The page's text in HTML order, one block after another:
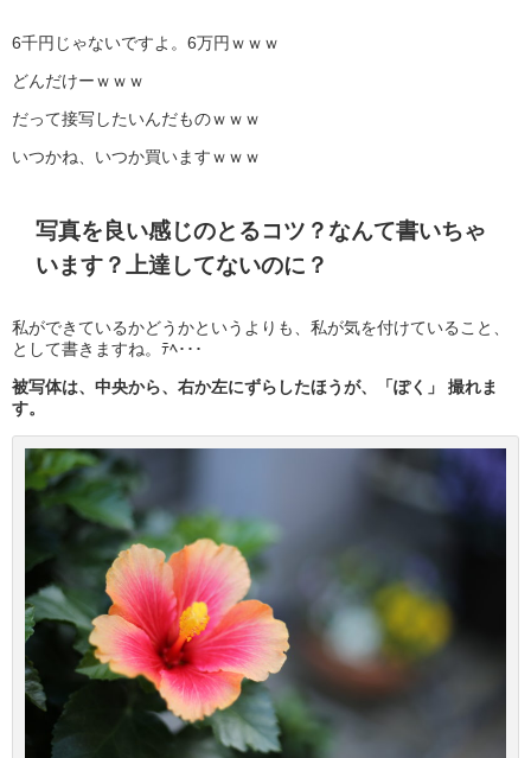
6千円じゃないですよ。6万円ｗｗｗ
どんだけーｗｗｗ
だって接写したいんだものｗｗｗ
いつかね、いつか買いますｗｗｗ
写真を良い感じのとるコツ？なんて書いちゃ
います？上達してないのに？
私ができているかどうかというよりも、私が気を付けていること、
として書きますね。ﾃﾍ･･･
被写体は、中央から、右か左にずらしたほうが、「ぽく」 撮れま
す。